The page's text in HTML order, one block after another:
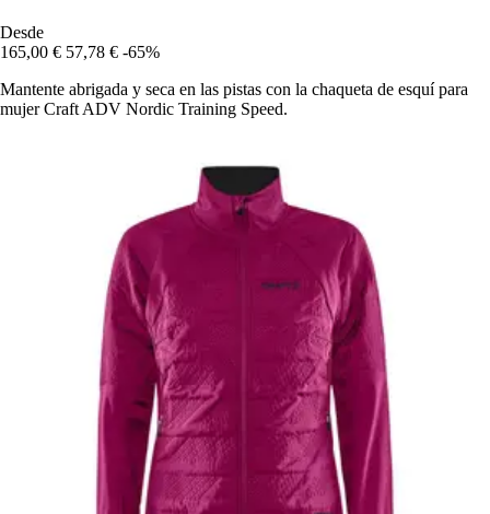
Desde
165,00 € 57,78 € -65%
Mantente abrigada y seca en las pistas con la chaqueta de esquí para
mujer Craft ADV Nordic Training Speed.